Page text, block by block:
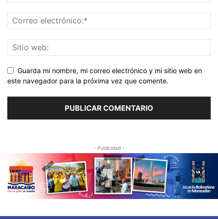
Guarda mi nombre, mi correo electrónico y mi sitio web en
este navegador para la próxima vez que comente.
- Publicidad -